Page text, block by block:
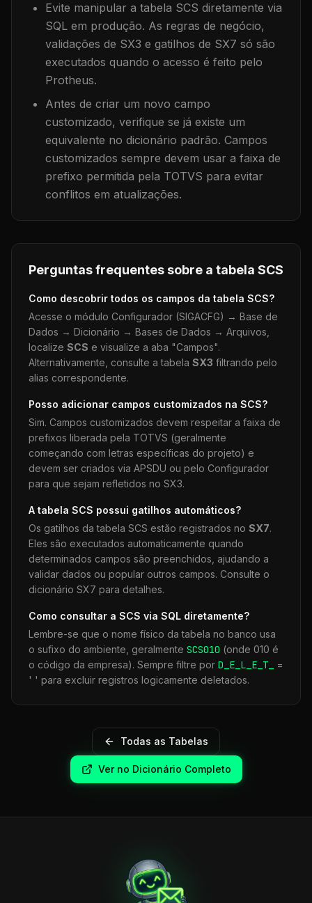
Evite manipular a tabela SCS diretamente via
SQL em produção. As regras de negócio,
validações de SX3 e gatilhos de SX7 só são
executados quando o acesso é feito pelo
Protheus.
Antes de criar um novo campo
customizado, verifique se já existe um
equivalente no dicionário padrão. Campos
customizados sempre devem usar a faixa de
prefixo permitida pela TOTVS para evitar
conflitos em atualizações.
Perguntas frequentes sobre a tabela SCS
Como descobrir todos os campos da tabela SCS?
Acesse o módulo Configurador (SIGACFG) → Base de
Dados → Dicionário → Bases de Dados → Arquivos,
localize SCS e visualize a aba "Campos".
Alternativamente, consulte a tabela SX3 filtrando pelo
alias correspondente.
Posso adicionar campos customizados na SCS?
Sim. Campos customizados devem respeitar a faixa de
prefixos liberada pela TOTVS (geralmente
começando com letras específicas do projeto) e
devem ser criados via APSDU ou pelo Configurador
para que sejam refletidos no SX3.
A tabela SCS possui gatilhos automáticos?
Os gatilhos da tabela SCS estão registrados no SX7.
Eles são executados automaticamente quando
determinados campos são preenchidos, ajudando a
validar dados ou popular outros campos. Consulte o
dicionário SX7 para detalhes.
Como consultar a SCS via SQL diretamente?
Lembre-se que o nome físico da tabela no banco usa
o sufixo do ambiente, geralmente SCS010 (onde 010 é
o código da empresa). Sempre filtre por D_E_L_E_T_
=
' ' para excluir registros logicamente deletados.
Todas as Tabelas
Ver no Dicionário Completo